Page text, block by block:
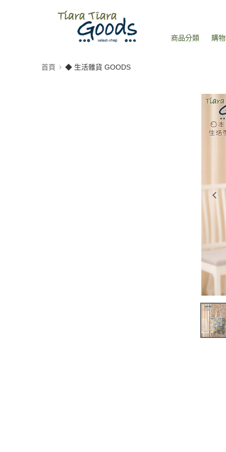
商品分類 購
首頁 ◆ 生活雜貨 GOODS